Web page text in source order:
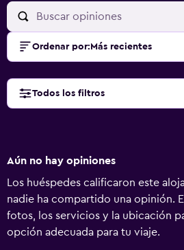
Ordenar por: Más recientes
Todos los filtros
Aún no hay opiniones
Los huéspedes calificaron este
nadie ha compartido una opinión.
fotos, los servicios y la ubicación
opción adecuada para tu viaje.